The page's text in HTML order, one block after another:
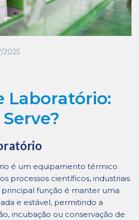
2025
Laboratório:
é um equipamento térmico
processos científicos, industriais
principal função é manter uma
e estável, permitindo a
incubação ou conservação de